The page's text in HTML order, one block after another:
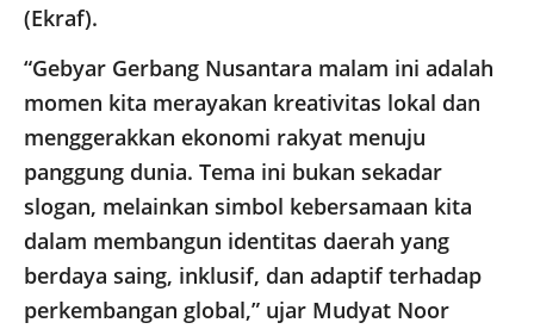
(Ekraf).
“Gebyar Gerbang Nusantara malam ini adalah
momen kita merayakan kreativitas lokal dan
menggerakkan ekonomi rakyat menuju
panggung dunia. Tema ini bukan sekadar
slogan, melainkan simbol kebersamaan kita
dalam membangun identitas daerah yang
berdaya saing, inklusif, dan adaptif terhadap
perkembangan global,” ujar Mudyat Noor